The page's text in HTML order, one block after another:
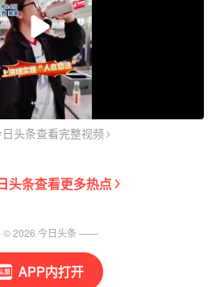
APP内打开
头条查看完整视频
头条查看更多热点
©2026 今日头条 ——